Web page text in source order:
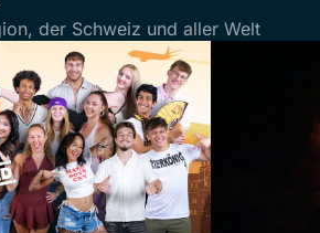
der Schweiz und aller Welt